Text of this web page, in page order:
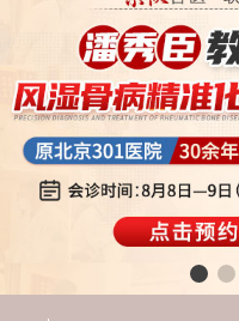
科室导览
医养结合养老
视频中心
健康宣教